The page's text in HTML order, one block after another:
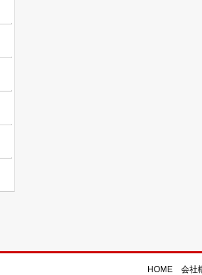
HOME
会社